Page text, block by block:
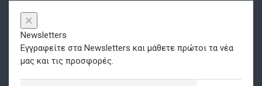
×
Newsletters
Εγγραφείτε στα Newsletters και μάθετε πρώτοι τα νέα
μας και τις προσφορές.